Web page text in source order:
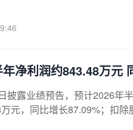
净利润约843.48万元
披露业绩预告，预计2026年
元，同比增长87.09%；扣